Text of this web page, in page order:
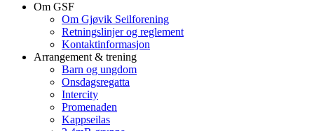
Om GSF
Om Gjøvik Seilforening
Retningslinjer og reglement
Kontaktinformasjon
Arrangement & trening
Barn og ungdom
Onsdagsregatta
Intercity
Promenaden
Kappseilas